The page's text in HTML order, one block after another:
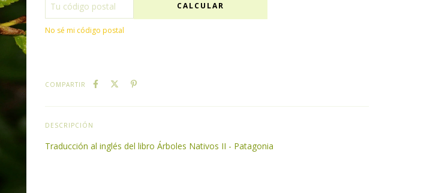
CALCULAR
No sé mi código postal
COMPARTIR
DESCRIPCIÓN
Traducción al inglés del libro Árboles Nativos II - Patagonia